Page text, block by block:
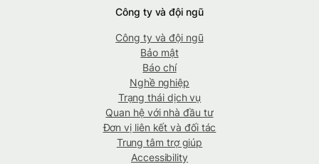
Công ty và đội ngũ
Công ty và đội ngũ
Bảo mật
Báo chí
Nghề nghiệp
Trạng thái dịch vụ
Quan hệ với nhà đầu tư
Đơn vị liên kết và đối tác
Trung tâm trợ giúp
Accessibility